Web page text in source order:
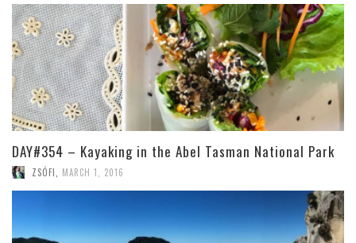
DAY#354 – Kayaking in the Abel Tasman National Park
ZSÓFI MARCH 1, 2016